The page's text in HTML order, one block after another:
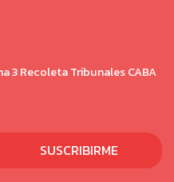
3 Recoleta Tribunales CABA
SUSCRIBIRME